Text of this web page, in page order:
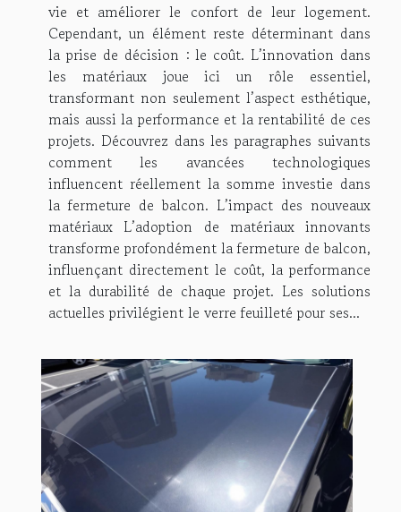
vie et améliorer le confort de leur logement.
Cependant, un élément reste déterminant dans
la prise de décision : le coût. L’innovation dans
les matériaux joue ici un rôle essentiel,
transformant non seulement l’aspect esthétique,
mais aussi la performance et la rentabilité de ces
projets. Découvrez dans les paragraphes suivants
comment les avancées technologiques
influencent réellement la somme investie dans
la fermeture de balcon. L’impact des nouveaux
matériaux L’adoption de matériaux innovants
transforme profondément la fermeture de balcon,
influençant directement le coût, la performance
et la durabilité de chaque projet. Les solutions
actuelles privilégient le verre feuilleté pour ses...